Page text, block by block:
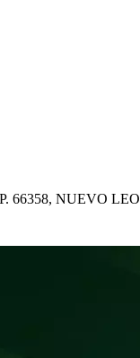
66358, NUEVO